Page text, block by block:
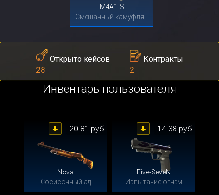
M4A1-S
Открыто кейсов
28
Контракты
2
Инвентарь пользователя
Nova
Сосисочный ад
20.81 руб
Five-SeveN
Испытание огнём
14.38 руб